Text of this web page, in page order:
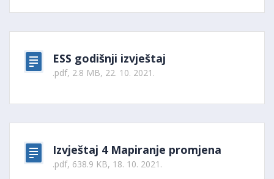
ESS godišnji izvještaj
.pdf, 2.8 MB, 22. 10. 2021.
Izvještaj 4 Mapiranje promjena
.pdf, 638.9 KB, 18. 10. 2021.